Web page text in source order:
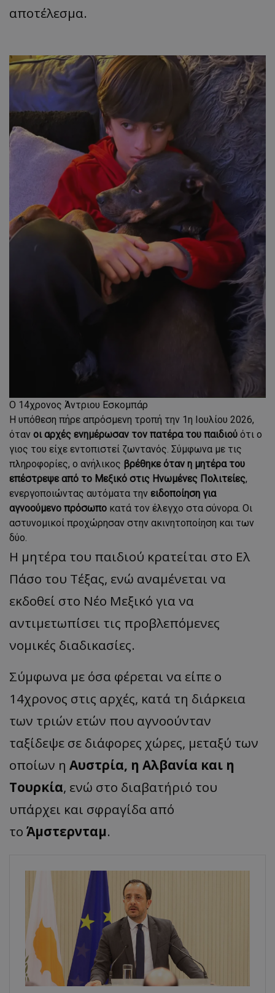
αποτέλεσμα.
O 14χρονος Άντριου Εσκομπάρ
Η υπόθεση πήρε απρόσμενη τροπή την 1η Ιουλίου 2026,
όταν οι αρχές ενημέρωσαν τον πατέρα του παιδιού ότι ο
γιος του είχε εντοπιστεί ζωντανός. Σύμφωνα με τις
πληροφορίες, ο ανήλικος βρέθηκε όταν η μητέρα του
επέστρεψε από το Μεξικό στις Ηνωμένες Πολιτείες,
ενεργοποιώντας αυτόματα την ειδοποίηση για
αγνοούμενο πρόσωπο κατά τον έλεγχο στα σύνορα. Οι
αστυνομικοί προχώρησαν στην ακινητοποίηση και των
δύο.
Η μητέρα του παιδιού κρατείται στο Ελ
Πάσο του Τέξας, ενώ αναμένεται να
εκδοθεί στο Νέο Μεξικό για να
αντιμετωπίσει τις προβλεπόμενες
νομικές διαδικασίες.
Σύμφωνα με όσα φέρεται να είπε ο
14χρονος στις αρχές, κατά τη διάρκεια
των τριών ετών που αγνοούνταν
ταξίδεψε σε διάφορες χώρες, μεταξύ των
οποίων η Αυστρία, η Αλβανία και η
Τουρκία, ενώ στο διαβατήριό του
υπάρχει και σφραγίδα από
το Άμστερνταμ.